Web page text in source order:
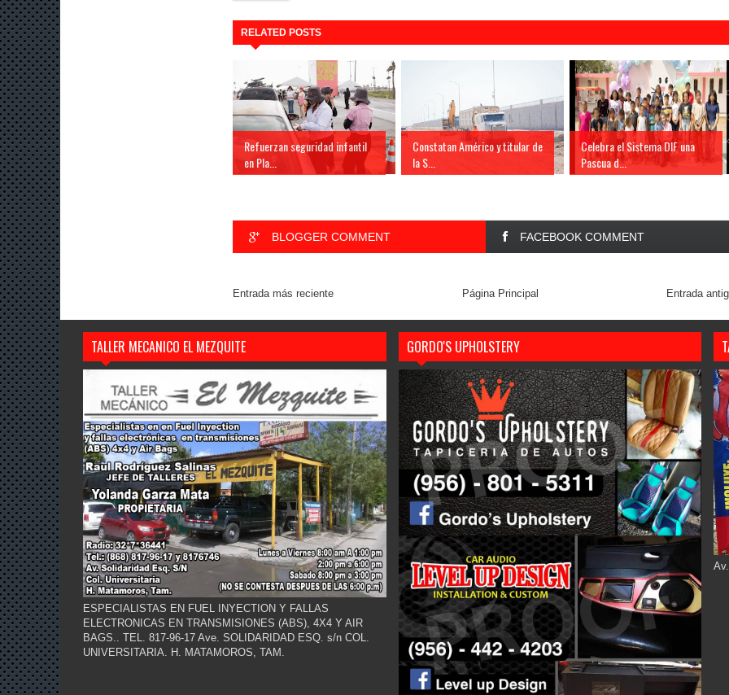
RELATED POSTS
Refuerzan seguridad infantil
en Pla...
Constatan Américo y titular de
la S...
Celebra el Sistema DIF una
Pascua d...
BLOGGER COMMENT FACEBOOK COMMENT
Entrada más reciente Entrada
Página Principal
TALLER MECANICO EL MEZQUITE
ESPECIALISTAS EN FUEL INYECTION Y FALLAS
ELECTRONICAS EN TRANSMISIONES (ABS), 4X4 Y AIR
BAGS.. TEL. 817-96-17 Ave. SOLIDARIDAD ESQ. s/n COL.
UNIVERSITARIA. H. MATAMOROS, TAM.
GORDO'S UPHOLSTERY